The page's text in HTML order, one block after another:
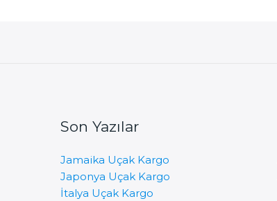
Son Yazılar
Jamaika Uçak Kargo
Japonya Uçak Kargo
İtalya Uçak Kargo